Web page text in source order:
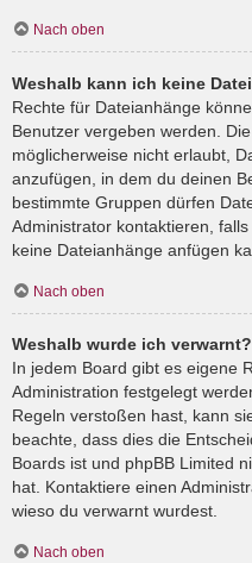
Nach oben
Weshalb kann ich keine
Rechte für Dateianhänge
Benutzer vergeben werden.
möglicherweise nicht erlaubt,
anzufügen, in dem du deinen
bestimmte Gruppen dürfen
Administrator kontaktieren,
keine Dateianhänge anfügen
Nach oben
Weshalb wurde ich verwarnt?
In jedem Board gibt es eigene
Administration festgelegt
Regeln verstoßen hast, kann
beachte, dass dies die
Boards ist und phpBB Limited
hat. Kontaktiere einen
wieso du verwarnt wurdest.
Nach oben